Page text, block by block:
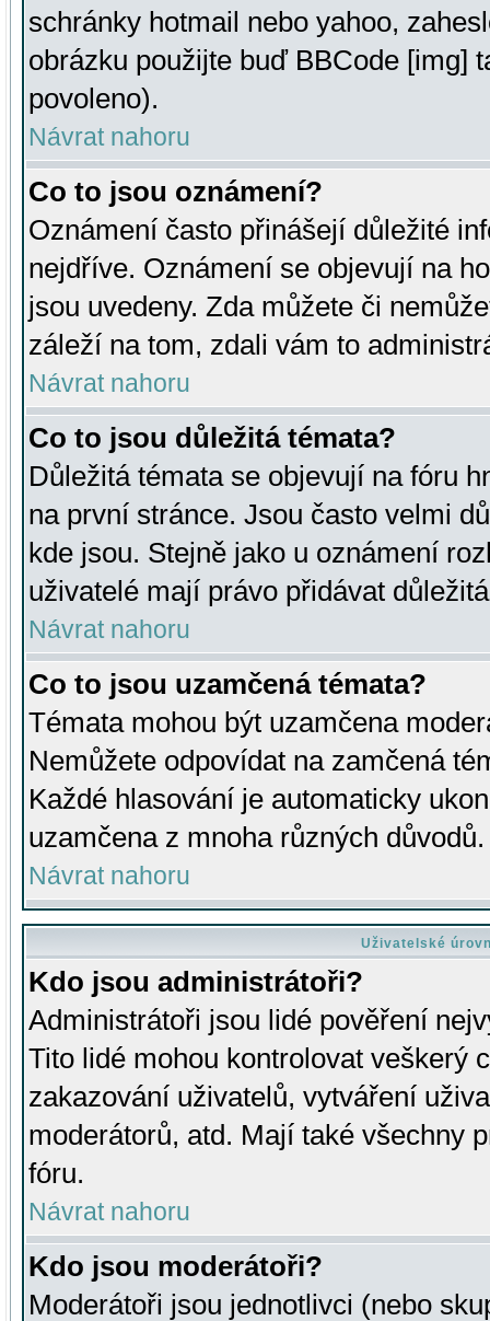
schránky hotmail nebo yahoo,
obrázku použijte buď BBCode [img]
povoleno).
Návrat nahoru
Co to jsou oznámení?
Oznámení často přinášejí důležité
nejdříve. Oznámení se objevují na
jsou uvedeny. Zda můžete či
záleží na tom, zdali vám to
Návrat nahoru
Co to jsou důležitá témata?
Důležitá témata se objevují na fóru
na první stránce. Jsou často velmi
kde jsou. Stejně jako u oznámení
uživatelé mají právo přidávat
Návrat nahoru
Co to jsou uzamčená témata?
Témata mohou být uzamčena
Nemůžete odpovídat na zamčená
Každé hlasování je automaticky
uzamčena z mnoha různých důvodů.
Návrat nahoru
Uživatelské
Kdo jsou administrátoři?
Administrátoři jsou lidé pověření
Tito lidé mohou kontrolovat veškerý
zakazování uživatelů, vytváření
moderátorů, atd. Mají také všechny
fóru.
Návrat nahoru
Kdo jsou moderátoři?
Moderátoři jsou jednotlivci (nebo